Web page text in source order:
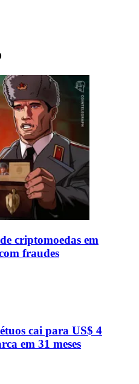
criptomoedas em
fraudes
cai para US$ 4
em 31 meses